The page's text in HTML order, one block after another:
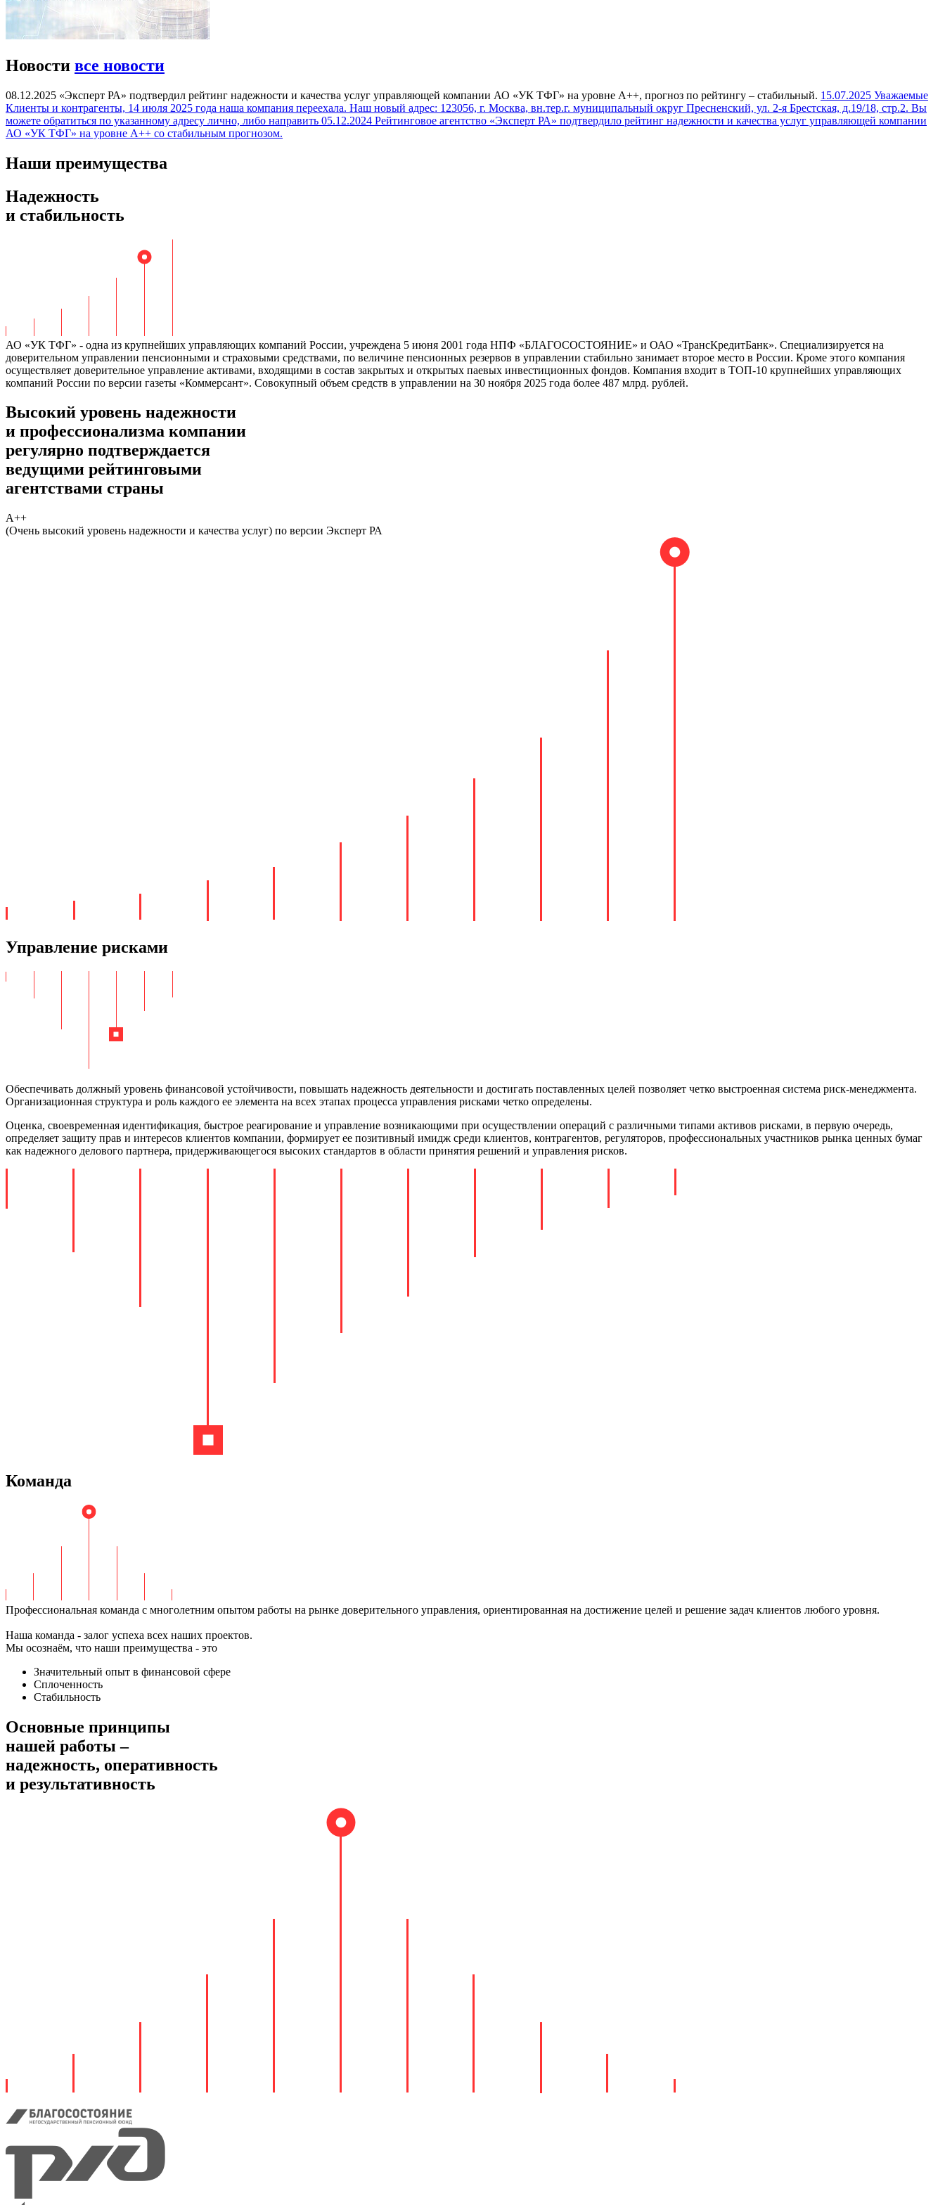
Новости все новости
08.12.2025 «Эксперт РА» подтвердил рейтинг надежности и качества услуг управляющей компании АО «УК ТФГ» на уровне А++, прогноз по рейтингу – стабильный. 15.07.2025 Уважаемые
Клиенты и контрагенты, 14 июля 2025 года наша компания переехала. Наш новый адрес: 123056, г. Москва, вн.тер.г. муниципальный округ Пресненский, ул. 2-я Брестская, д.19/18, стр.2. Вы
можете обратиться по указанному адресу лично, либо направить 05.12.2024 Рейтинговое агентство «Эксперт РА» подтвердило рейтинг надежности и качества услуг управляющей компании
АО «УК ТФГ» на уровне А++ со стабильным прогнозом.
Наши преимущества
Надежность
и стабильность
АО «УК ТФГ» - одна из крупнейших управляющих компаний России, учреждена 5 июня 2001 года НПФ «БЛАГОСОСТОЯНИЕ» и ОАО «ТрансКредитБанк». Специализируется на
доверительном управлении пенсионными и страховыми средствами, по величине пенсионных резервов в управлении стабильно занимает второе место в России. Кроме этого компания
осуществляет доверительное управление активами, входящими в состав закрытых и открытых паевых инвестиционных фондов. Компания входит в ТОП-10 крупнейших управляющих
компаний России по версии газеты «Коммерсант». Совокупный объем средств в управлении на 30 ноября 2025 года более 487 млрд. рублей.
Высокий уровень надежности
и профессионализма компании
регулярно подтверждается
ведущими рейтинговыми
агентствами страны
А++
(Очень высокий уровень надежности и качества услуг) по версии Эксперт РА
Управление рисками
Обеспечивать должный уровень финансовой устойчивости, повышать надежность деятельности и достигать поставленных целей позволяет четко выстроенная система риск-менеджмента.
Организационная структура и роль каждого ее элемента на всех этапах процесса управления рисками четко определены.
Оценка, своевременная идентификация, быстрое реагирование и управление возникающими при осуществлении операций с различными типами активов рисками, в первую очередь,
определяет защиту прав и интересов клиентов компании, формирует ее позитивный имидж среди клиентов, контрагентов, регуляторов, профессиональных участников рынка ценных бумаг
как надежного делового партнера, придерживающегося высоких стандартов в области принятия решений и управления рисков.
Команда
Профессиональная команда с многолетним опытом работы на рынке доверительного управления, ориентированная на достижение целей и решение задач клиентов любого уровня.
Наша команда - залог успеха всех наших проектов.
Мы осознаём, что наши преимущества - это
Значительный опыт в финансовой сфере
Сплоченность
Стабильность
Основные принципы
нашей работы –
надежность, оперативность
и результативность